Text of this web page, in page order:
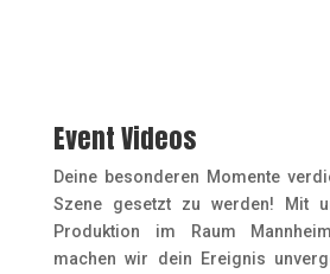
Event Videos
Deine besonderen Momente
Szene gesetzt zu werden! Mit
Produktion im Raum
machen wir dein Ereignis